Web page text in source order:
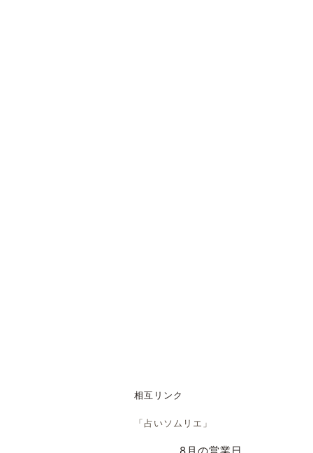
相互リンク
「占いソムリエ」